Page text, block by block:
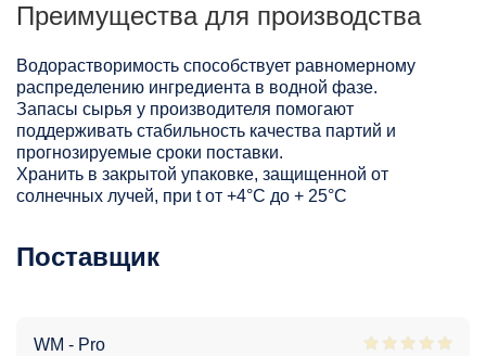
Преимущества для производства
Водорастворимость способствует равномерному
распределению ингредиента в водной фазе.
Запасы сырья у производителя помогают
поддерживать стабильность качества партий и
прогнозируемые сроки поставки.
Хранить в закрытой упаковке, защищенной от
солнечных лучей, при t от +4°C до + 25°С
Поставщик
WM - Pro